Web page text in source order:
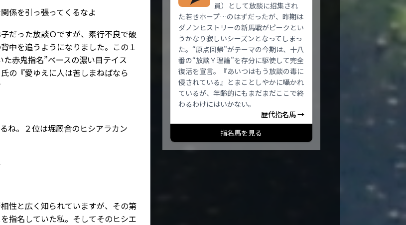
係を引っ張ってくるなよ
だった放談Ｏですが、素行不良で破
中を追うようになりました。この１
赤鬼指名”ベースの濃い目テイス
の『愛ゆえに人は苦しまねばなら
ね。２位は堀厩舎のヒシアラカン
性と広く知られていますが、その第
指名していた私。そしてそのヒシエ
員）として放談に招集され
た若きホープ…のはずだったが、昨期は
ダノンヒストリーの新馬戦がピークとい
うかなり寂しいシーズンとなってしまっ
た。“原点回帰”がテーマの今期は、十八
番の“放談Ｙ理論”を存分に駆使して完全
復活を宣言。『あいつはもう放談の毒に
侵されている』とまことしやかに囁かれ
ているが、年齢的にもまだまだここで終
わるわけにはいかない。
歴代指名馬 →
指名馬を見る